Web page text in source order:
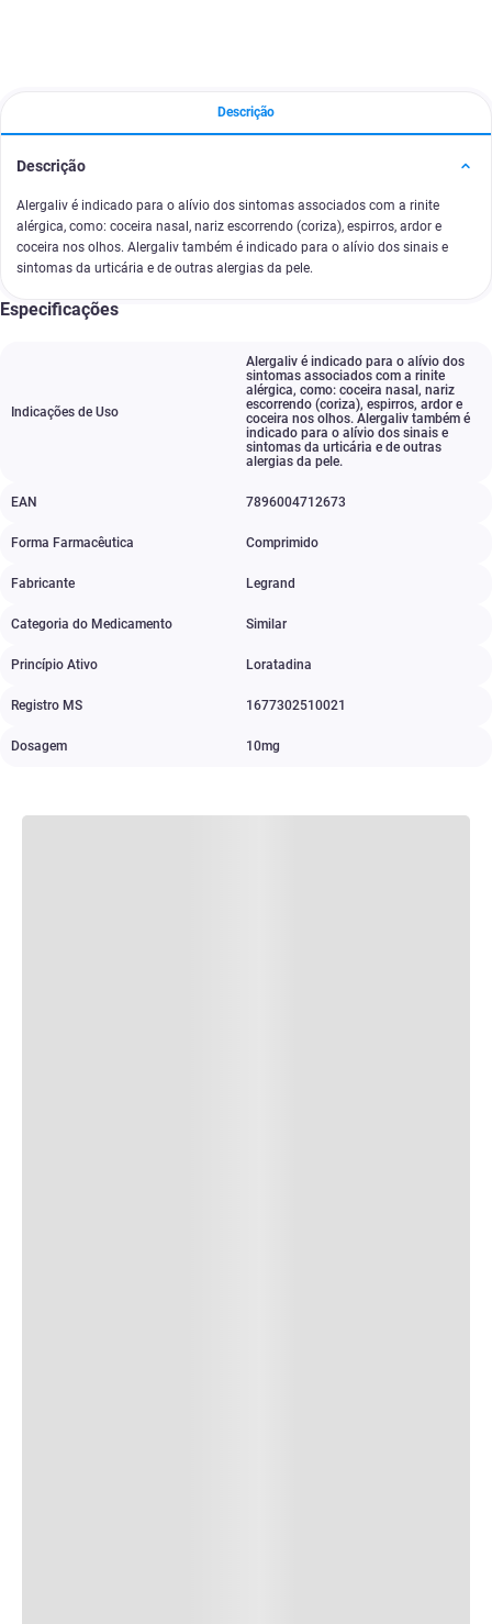
Descrição
Descrição
Alergaliv é indicado para o alívio dos sintomas associados com a rinite
alérgica, como: coceira nasal, nariz escorrendo (coriza), espirros, ardor e
coceira nos olhos. Alergaliv também é indicado para o alívio dos sinais e
sintomas da urticária e de outras alergias da pele.
Especificações
Indicações de Uso
Alergaliv é indicado para o alívio dos
sintomas associados com a rinite
alérgica, como: coceira nasal , nariz
escorrendo (coriza), espirros, ardor e
coceira nos olhos. Alergaliv também é
indicado para o alívio dos sinais e
sintomas da urticária e de outras
alergias da pele.
EAN 7896004712673
Forma Farmacêutica Comprimido
Fabricante Legrand
Categoria do Medicamento Similar
Princípio Ativo Loratadina
Registro MS 1677302510021
Dosagem 10mg